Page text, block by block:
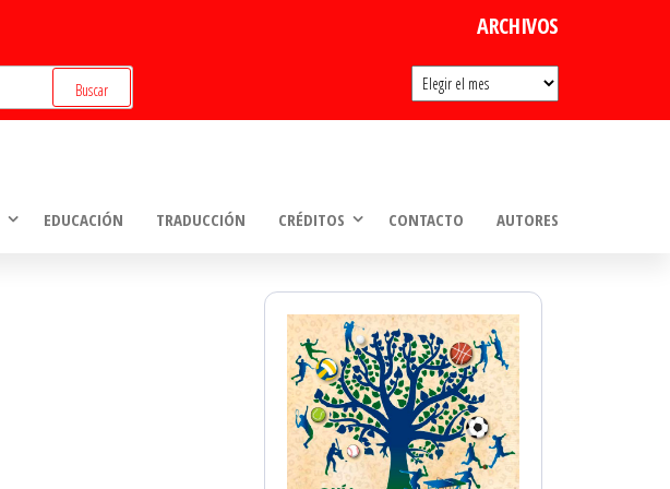
ARCHIVOS
Archivos
EDUCACIÓN TRADUCCIÓN CRÉDITOS CONTACTO AUTORES